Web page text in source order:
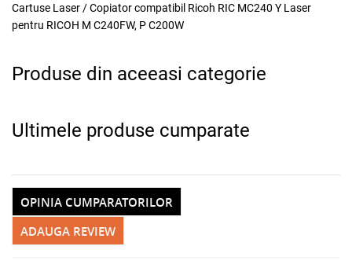
Cartuse Laser / Copiator compatibil Ricoh RIC MC240 Y Laser
pentru RICOH M C240FW, P C200W
Produse din aceeasi categorie
Ultimele produse cumparate
ADAUGA REVIEW
OPINIA CUMPARATORILOR